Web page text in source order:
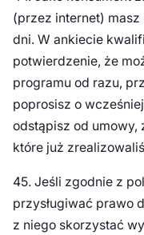
(przez internet)
dni. W ankiecie
potwierdzenie, że
programu od razu,
poprosisz o
odstąpisz od umowy,
które już
45. Jeśli zgodnie z
przysługiwać prawo
z niego skorzystać